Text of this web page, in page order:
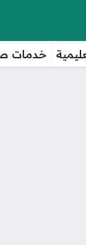
خدمات